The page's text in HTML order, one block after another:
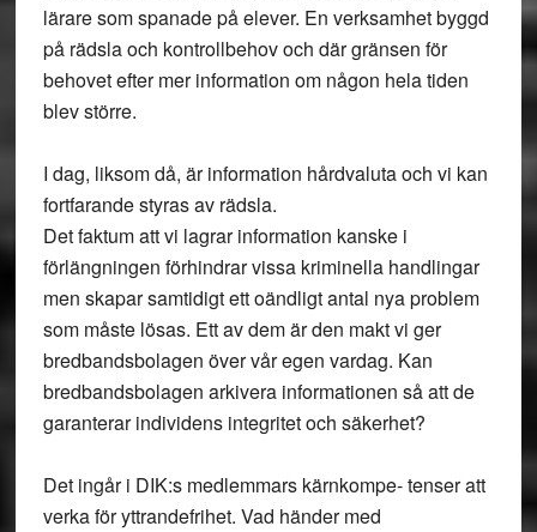
lärare som spanade på elever. En verksamhet byggd
på rädsla och kontrollbehov och där gränsen för
behovet efter mer information om någon hela tiden
blev större.
I dag, liksom då, är information hårdvaluta och vi kan
fortfarande styras av rädsla.
Det faktum att vi lagrar information kanske i
förlängningen förhindrar vissa kriminella handlingar
men skapar samtidigt ett oändligt antal nya problem
som måste lösas. Ett av dem är den makt vi ger
bredbandsbolagen över vår egen vardag. Kan
bredbandsbolagen arkivera informationen så att de
garanterar individens integritet och säkerhet?
Det ingår i DIK:s medlemmars kärnkompe- tenser att
verka för yttrandefrihet. Vad händer med